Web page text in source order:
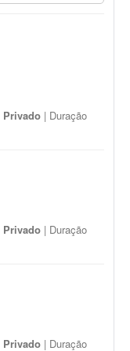
Privado | Duração
Privado | Duração
Privado | Duração